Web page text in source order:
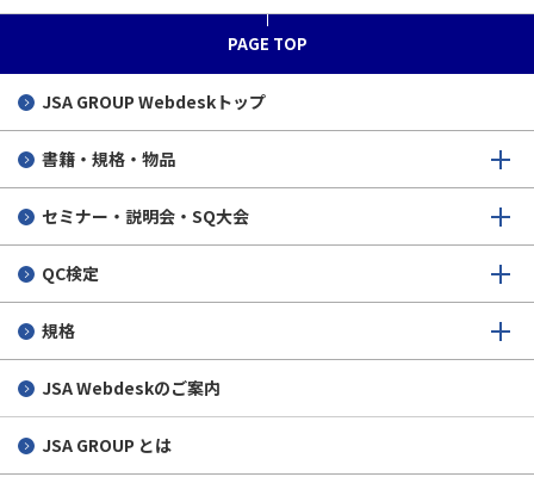
PAGE TOP
JSA GROUP Webdeskトップ
書籍・規格・物品
セミナー・説明会・SQ大会
QC検定
規格
JSA Webdeskのご案内
JSA GROUP とは